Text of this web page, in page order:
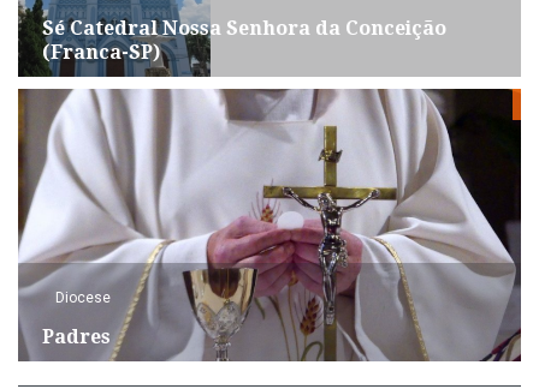
Sé Catedral Nossa Senhora da Conceição
(Franca-SP)
Diocese
Padres